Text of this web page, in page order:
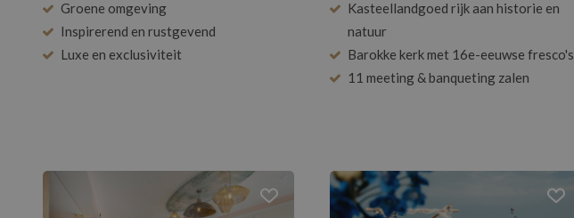
Groene omgeving
Inspirerend en rustgevend
Luxe en exclusiviteit
Kasteellandgoed rijk aan historie en
natuur
Barokke kerk met 16e-eeuwse fresco's
11 meeting & banqueting zalen